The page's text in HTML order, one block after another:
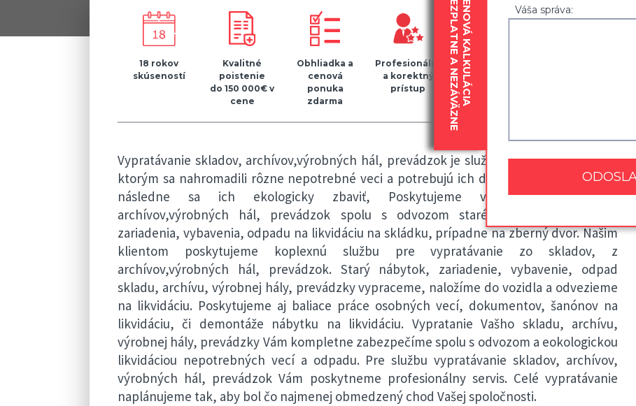
18 rokov
skúseností
Kvalitné
poistenie
do 150 000€ v
cene
Obhliadka a
cenová
ponuka
zdarma
Profesionálny
a korektný
prístup
materiál
Vypratávanie skladov, archívov,výrobných hál, prevádzok je služba pre našich klientov,
ktorým sa nahromadili rôzne nepotrebné veci a potrebujú ich dostať z ich priestorov a
následne sa ich ekologicky zbaviť, Poskytujeme vypratávanie skladov,
archívov,výrobných hál, prevádzok spolu s odvozom starého nábytku a iného
zariadenia, vybavenia, odpadu na likvidáciu na skládku, prípadne na zberný dvor. Našim
klientom poskytujeme koplexnú službu pre vypratávanie zo skladov, z
archívov,výrobných hál, prevádzok. Starý nábytok, zariadenie, vybavenie, odpad
skladu, archívu, výrobnej hály, prevádzky vypraceme, naložíme do vozidla a odvezieme
na likvidáciu. Poskytujeme aj baliace práce osobných vecí, dokumentov, šanónov na
likvidáciu, či demontáže nábytku na likvidáciu. Vypratanie Vašho skladu, archívu,
výrobnej hály, prevádzky Vám kompletne zabezpečíme spolu s odvozom a eokologickou
likvidáciou nepotrebných vecí a odpadu. Pre službu vypratávanie skladov, archívov,
výrobných hál, prevádzok Vám poskytneme profesionálny servis. Celé vypratávanie
naplánujeme tak, aby bol čo najmenej obmedzený chod Vašej spoločnosti.
Váša správa:
BEZPLATNE A NEZÁVÄZNECENOVÁ KALKULÁCIA